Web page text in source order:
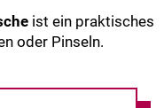
ist ein praktisches
oder Pinseln.